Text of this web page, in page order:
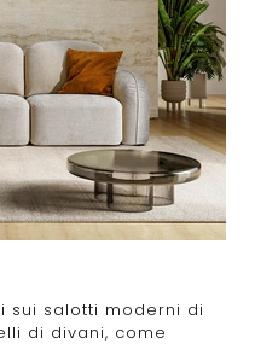
sui salotti moderni di
di divani, come